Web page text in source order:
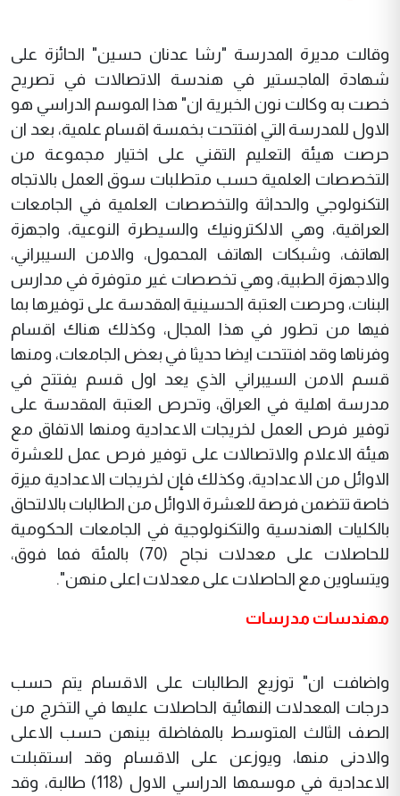
وقالت مديرة المدرسة "رشا عدنان حسين" الحائزة على
شهادة الماجستير في هندسة الاتصالات في تصريح
خصت به وكالت نون الخبرية ان" هذا الموسم الدراسي هو
الاول للمدرسة التي افتتحت بخمسة اقسام علمية، بعد ان
حرصت هيئة التعليم التقني على اختيار مجموعة من
التخصصات العلمية حسب متطلبات سوق العمل بالاتجاه
التكنولوجي والحداثة والتخصصات العلمية في الجامعات
العراقية، وهي الالكترونيك والسيطرة النوعية، واجهزة
الهاتف، وشبكات الهاتف المحمول، والامن السيبراني،
والاجهزة الطبية، وهي تخصصات غير متوفرة في مدارس
البنات، وحرصت العتبة الحسينية المقدسة على توفيرها بما
فيها من تطور في هذا المجال، وكذلك هناك اقسام
وفرناها وقد افتتحت ايضا حديثا في بعض الجامعات، ومنها
قسم الامن السيبراني الذي يعد اول قسم يفتتح في
مدرسة اهلية في العراق، وتحرص العتبة المقدسة على
توفير فرص العمل لخريجات الاعدادية ومنها الاتفاق مع
هيئة الاعلام والاتصالات على توفير فرص عمل للعشرة
الاوائل من الاعدادية، وكذلك فإن لخريجات الاعدادية ميزة
خاصة تتضمن فرصة للعشرة الاوائل من الطالبات بالالتحاق
بالكليات الهندسية والتكنولوجية في الجامعات الحكومية
للحاصلات على معدلات نجاح (70) بالمئة فما فوق،
ويتساوين مع الحاصلات على معدلات اعلى منهن".
مهندسات مدرسات
واضافت ان" توزيع الطالبات على الاقسام يتم حسب
درجات المعدلات النهائية الحاصلات عليها في التخرج من
الصف الثالث المتوسط بالمفاضلة بينهن حسب الاعلى
والادنى منها، ويوزعن على الاقسام وقد استقبلت
الاعدادية في موسمها الدراسي الاول (118) طالبة، وقد